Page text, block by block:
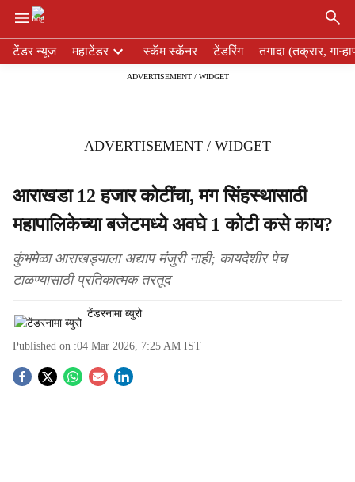
e
टेंडर न्यूज महाटेंडर स्कॅम स्कॅनर टेंडरिंग तगादा (तक्रार,
ADVERTISEMENT / WIDGET
ADVERTISEMENT / WIDGET
आराखडा 12 हजार कोटींचा, मग सिंहस्थासाठी
महापालिकेच्या बजेटमध्ये अवघे 1 कोटी कसे काय?
कुंभमेळा आराखड्याला अद्याप मंजुरी नाही; कायदेशीर पेच
टाळण्यासाठी प्रतिकात्मक तरतूद
टेंडरनामा ब्युरो
Published on :04 Mar 2026, 7:25 AM IST
S